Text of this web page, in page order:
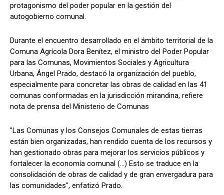
protagonismo del poder popular en la gestión del
autogobierno comunal.
Durante el encuentro desarrollado en el ámbito territorial de la
Comuna Agrícola Dora Benítez, el ministro del Poder Popular
para las Comunas, Movimientos Sociales y Agricultura
Urbana, Ángel Prado, destacó la organización del pueblo,
especialmente para concretar las obras de calidad en las 41
comunas conformadas en la jurisdicción mirandina, refiere
nota de prensa del Ministerio de Comunas
"Las Comunas y los Consejos Comunales de estas tierras
están bien organizadas, han rendido cuenta de los recursos y
han gestionado obras para mejorar los servicios públicos y
fortalecer la economía comunal (...) Esto se traduce en la
consolidación de obras de calidad y de gran envergadura para
las comunidades", enfatizó Prado.